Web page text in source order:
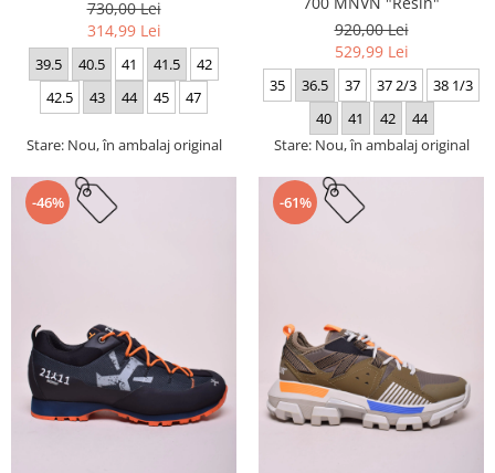
730,00 Lei
314,99 Lei
39.5 40.5 41 41.5
42
42.5
43 44 45 47
Stare: Nou, în ambalaj original
920,00 Lei
529,99 Lei
35 36.5 37 37 2/3
38 1/3
40
41 42
44
Stare: Nou, în ambalaj original
-46% -61%